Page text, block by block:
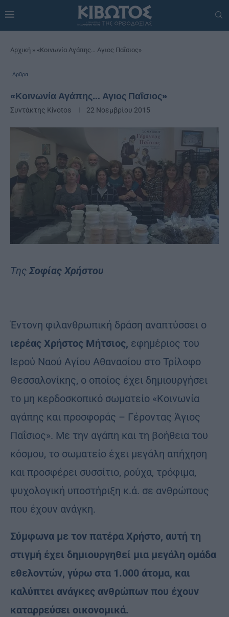
Αρχική » «Κοινωνία Αγάπης… Αγιος Παΐσιος»
Άρθρα
«Κοινωνία Αγάπης… Αγιος Παΐσιος»
Συντάκτης Kivotos 22 Νοεμβρίου 2015
Της Σοφίας Χρήστου
Έντονη φιλανθρωπική δράση αναπτύσσει ο
ιερέας Χρήστος Μήτσιος, εφημέριος του
Ιερού Ναού Αγίου Αθανασίου στο Τρίλοφο
Θεσσαλονίκης, o oποίος έχει δημιουργήσει
το μη κερδοσκοπικό σωματείο «Κοινωνία
αγάπης και προσφοράς – Γέροντας Άγιος
Παΐσιος». Με την αγάπη και τη βοήθεια του
κόσμου, το σωματείο έχει μεγάλη απήχηση
και προσφέρει συσσίτιο, ρούχα, τρόφιμα,
ψυχολογική υποστήριξη κ.ά. σε ανθρώπους
που έχουν ανάγκη.
Σύμφωνα με τον πατέρα Χρήστο, αυτή τη
στιγμή έχει δημιουργηθεί μια μεγάλη ομάδα
εθελοντών, γύρω στα 1.000 άτομα, και
καλύπτει ανάγκες ανθρώπων που έχουν
καταρρεύσει οικονομικά.